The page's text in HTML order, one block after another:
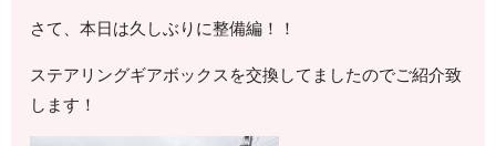
さて、本日は久しぶりに整備編！！
ステアリングギアボックスを交換してましたのでご紹介致
します！